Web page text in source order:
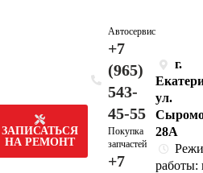
ЗАПИСАТЬСЯ
НА РЕМОНТ
Автосервис
+7
(965)
543-
45-55
Покупка
запчастей
+7
г.
ул.
28А
работы: